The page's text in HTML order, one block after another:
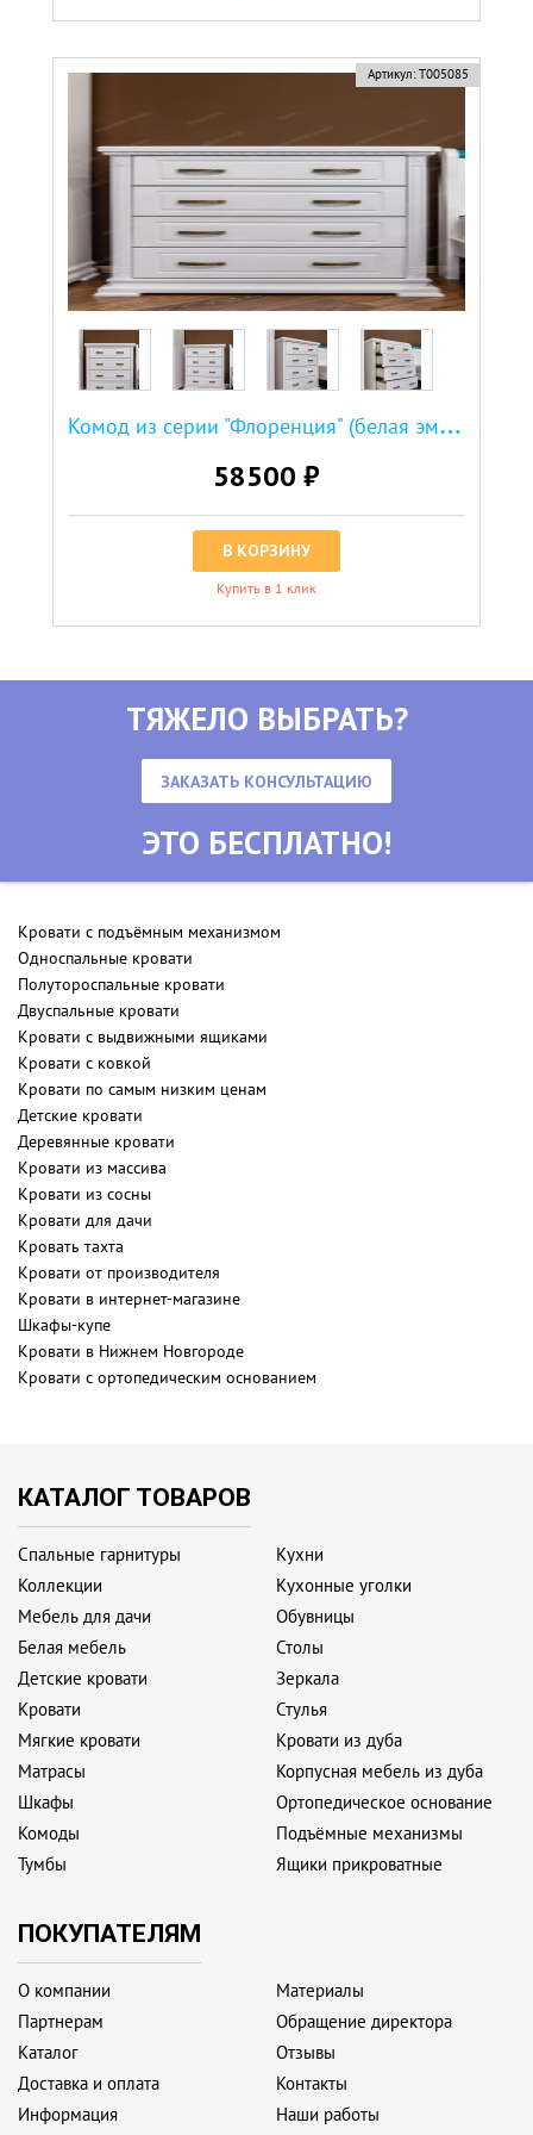
Артикул: Т005085
К
омод из серии "Флоренция" (белая эмаль)
58500 ₽
В КОРЗИНУ
Купить в 1 клик
ТЯЖЕЛО ВЫБРАТЬ?
ЗАКАЗАТЬ КОНСУЛЬТАЦИЮ
ЭТО БЕСПЛАТНО!
Кровати с подъёмным механизмом
Односпальные кровати
Полутороспальные кровати
Двуспальные кровати
Кровати с выдвижными ящиками
Кровати с ковкой
Кровати по самым низким ценам
Детские кровати
Деревянные кровати
Кровати из массива
Кровати из сосны
Кровати для дачи
Кровать тахта
Кровати от производителя
Кровати в интернет-магазине
Шкафы-купе
Кровати в Нижнем Новгороде
Кровати с ортопедическим основанием
ПОКУПАТЕЛЯМ
О компании
Партнерам
Каталог
Доставка и оплата
Информация
Материалы
Обращение директора
Отзывы
Контакты
Наши работы
КАТАЛОГ ТОВАРОВ
Спальные гарнитуры
Коллекции
Мебель для дачи
Белая мебель
Детские кровати
Кровати
Мягкие кровати
Матрасы
Шкафы
Комоды
Тумбы
Кухни
Кухонные уголки
Обувницы
Столы
Зеркала
Стулья
Кровати из дуба
Корпусная мебель из дуба
Ортопедическое основание
Подъёмные механизмы
Ящики прикроватные